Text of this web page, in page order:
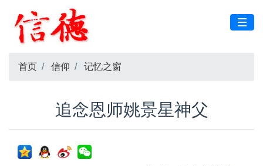
首页 信仰 记忆之窗
追念恩师姚景星神父